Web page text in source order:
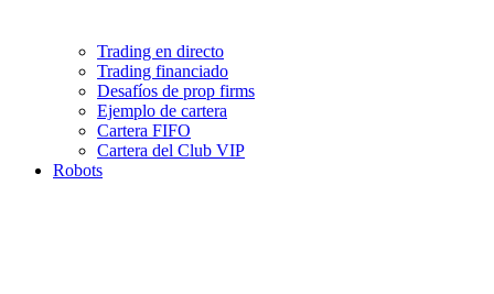
Trading en directo
Trading financiado
Desafíos de prop firms
Ejemplo de cartera
Cartera FIFO
Cartera del Club VIP
Robots